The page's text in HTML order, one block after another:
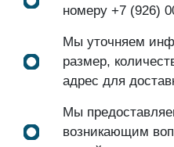
номеру +7 (926)
Мы уточняем
размер,
адрес для
Мы
возникающим